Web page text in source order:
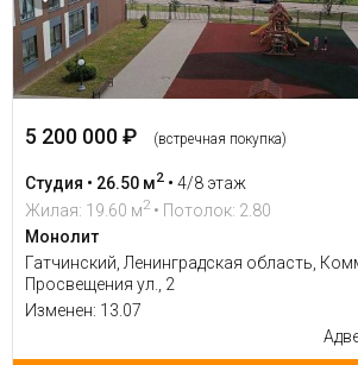
5 200 000 ₽ (встречная покупка)
Студия • 26.50 м2 • 4/8 этаж
Жилая: 19.60 м2 • Потолок: 2.80
Монолит
Гатчинский, Ленинградская область,
Просвещения ул., 2
Изменен: 13.07